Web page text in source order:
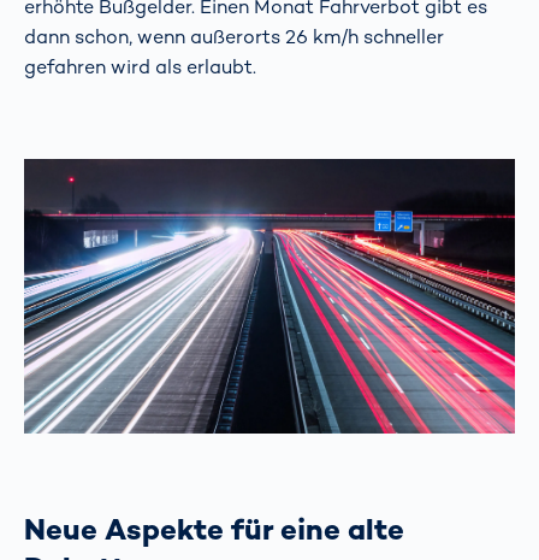
erhöhte Bußgelder. Einen Monat Fahrverbot gibt es
dann schon, wenn außerorts 26 km/h schneller
gefahren wird als erlaubt.
Neue Aspekte für eine alte